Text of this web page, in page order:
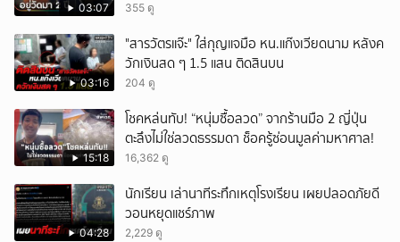
03:07 355 ดู
03:16
"สารวัตรแจ๊ะ" ใส่กุญแจมือ หน.แก๊งเวียดนาม หลังค
วักเงินสด ๆ 1.5 แสน ติดสินบน
204 ดู
15:18
โชคหล่นทับ! “หนุ่มซื้อลวด” จากร้านมือ 2 ญี่ปุ่น
ตะลึงไม่ใช่ลวดธรรมดา ช็อครู้ซ่อนมูลค่ามหาศาล!
16,362 ดู
04:28
นักเรียน เล่านาทีระทึกเหตุโรงเรียน เผยปลอดภัยดี
วอนหยุดแชร์ภาพ
2,229 ดู